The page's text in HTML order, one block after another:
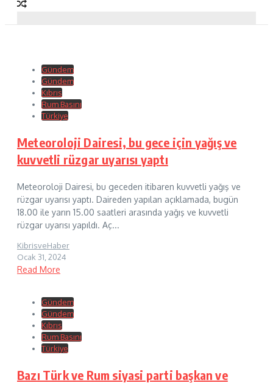
Gündem
Gündem
Kıbrıs
Rum Basını
Türkiye
Meteoroloji Dairesi, bu gece için yağış ve
kuvvetli rüzgar uyarısı yaptı
Meteoroloji Dairesi, bu geceden itibaren kuvvetli yağış ve
rüzgar uyarısı yaptı. Daireden yapılan açıklamada, bugün
18.00 ile yarın 15.00 saatleri arasında yağış ve kuvvetli
rüzgar uyarısı yapıldı. Aç...
KibrisveHaber
Ocak 31, 2024
Read More
Gündem
Gündem
Kıbrıs
Rum Basını
Türkiye
Bazı Türk ve Rum siyasi parti başkan ve